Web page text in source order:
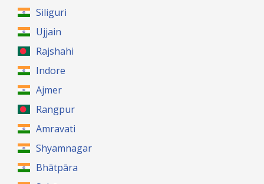
Siliguri
Ujjain
Rajshahi
Indore
Ajmer
Rangpur
Amravati
Shyamnagar
Bhātpāra